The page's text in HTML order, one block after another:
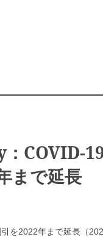
COVID-
まで延長
を2022年まで延長（